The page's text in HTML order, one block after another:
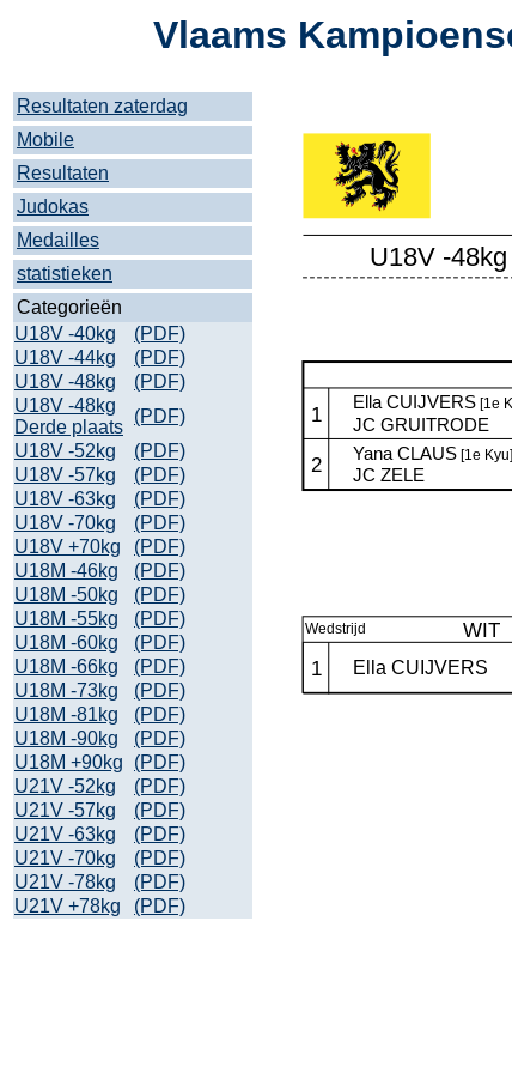
Vlaams
Resultaten zaterdag
Mobile
Resultaten
Judokas
Medailles
statistieken
Categorieën
U18V -40kg
(PDF)
U18V -44kg
(PDF)
U18V -48kg
(PDF)
U18V -48kg
Derde plaats
(PDF)
U18V -52kg
(PDF)
U18V -57kg
(PDF)
U18V -63kg
(PDF)
U18V -70kg
(PDF)
U18V +70kg
(PDF)
U18M -46kg
(PDF)
U18M -50kg
(PDF)
U18M -55kg
(PDF)
U18M -60kg
(PDF)
U18M -66kg
(PDF)
U18M -73kg
(PDF)
U18M -81kg
(PDF)
U18M -90kg
(PDF)
U18M +90kg
(PDF)
U21V -52kg
(PDF)
U21V -57kg
(PDF)
U21V -63kg
(PDF)
U21V -70kg
(PDF)
U21V -78kg
(PDF)
U21V +78kg
(PDF)